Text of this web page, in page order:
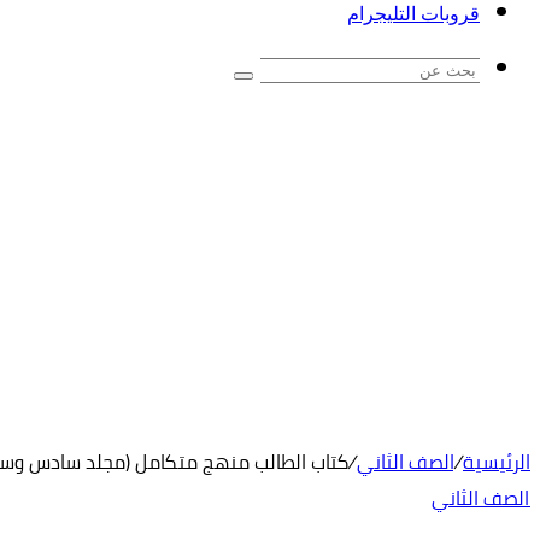
قروبات التليجرام
بحث
الرئيسية/الصف الثاني/كتاب الطالب منهج متكامل (مجلد سادس وسابع)
الصف الثاني